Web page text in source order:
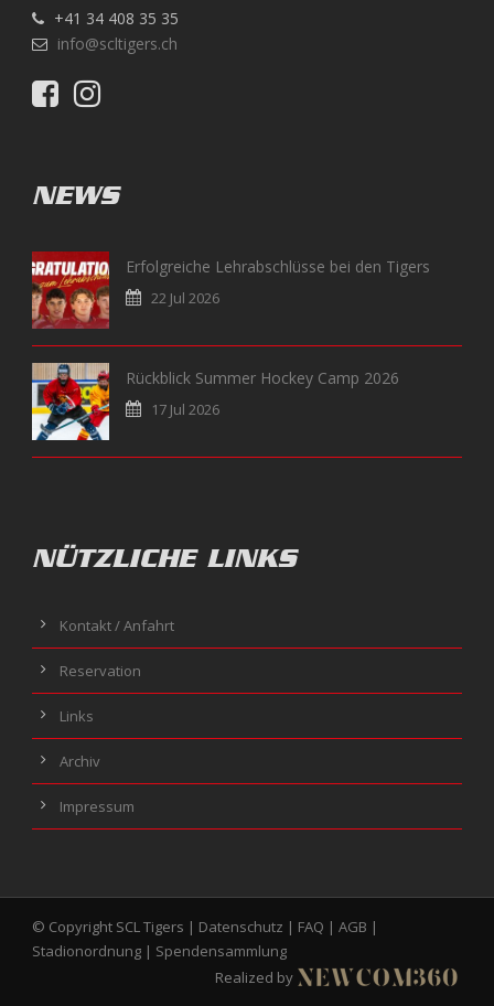
+41 34 408 35 35
info@scltigers.ch
NEWS
Erfolgreiche Lehrabschlüsse bei den Tigers
22 Jul 2026
Rückblick Summer Hockey Camp 2026
17 Jul 2026
NÜTZLICHE LINKS
Kontakt / Anfahrt
Reservation
Links
Archiv
Impressum
© Copyright SCL Tigers | Datenschutz | FAQ | AGB |
Stadionordnung | Spendensammlung
Realized by